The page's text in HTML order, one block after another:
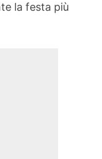
la festa più